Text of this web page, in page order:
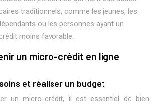
traditionnels, comme les jeunes, les
ou les personnes ayant un
moins favorable.
un micro-crédit en ligne
et réaliser un budget
un micro-crédit, il est essentiel de bien